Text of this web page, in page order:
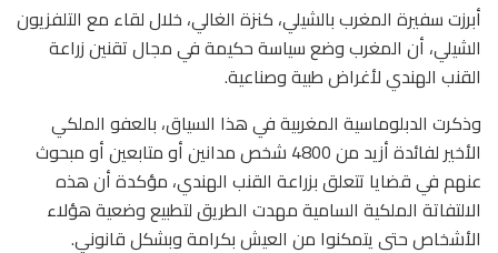
أبرزت سفيرة المغرب بالشيلي، كنزة الغالي، خلال لقاء مع التلفزيون
الشيلي، أن المغرب وضع سياسة حكيمة في مجال تقنين زراعة
القنب الهندي لأغراض طبية وصناعية.
وذكرت الدبلوماسية المغربية في هذا السياق، بالعفو الملكي
الأخير لفائدة أزيد من 4800 شخص مدانين أو متابعين أو مبحوث
عنهم في قضايا تتعلق بزراعة القنب الهندي، مؤكدة أن هذه
الالتفاتة الملكية السامية مهدت الطريق لتطبيع وضعية هؤلاء
الأشخاص حتى يتمكنوا من العيش بكرامة وبشكل قانوني.